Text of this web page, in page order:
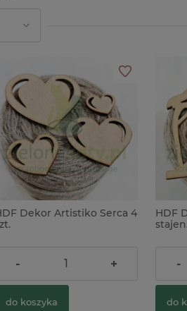
Craft&You piktogramy
Papier
do
Dekor Artistiko Serca 4
4,90 zł
- +
do koszyka
HDF
3,90-
do